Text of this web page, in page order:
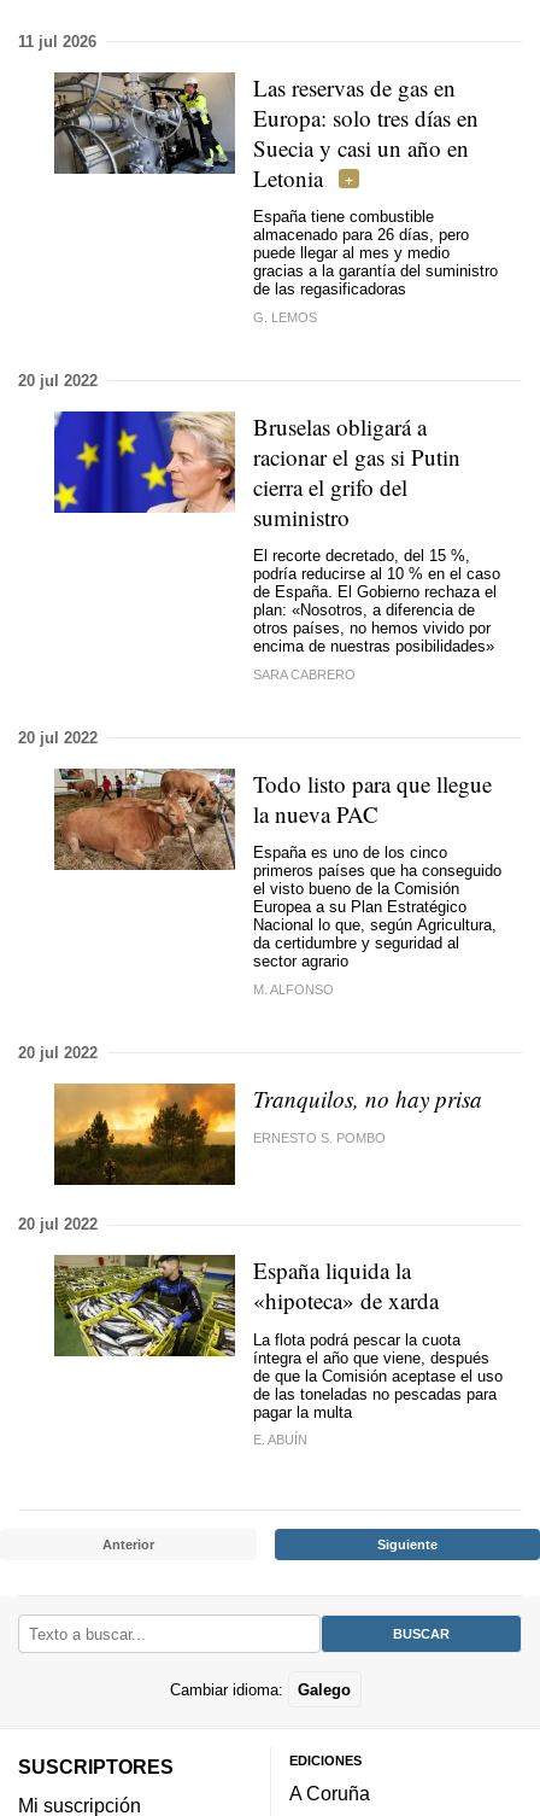
11 jul 2026
Las reservas de gas en
Europa: solo tres días en
Suecia y casi un año en
Letonia
España tiene combustible
almacenado para 26 días, pero
puede llegar al mes y medio
gracias a la garantía del suministro
de las regasificadoras
G. LEMOS
20 jul 2022
Bruselas obligará a
racionar el gas si Putin
cierra el grifo del
suministro
El recorte decretado, del 15 %,
podría reducirse al 10 % en el caso
de España. El Gobierno rechaza el
plan: «Nosotros, a diferencia de
otros países, no hemos vivido por
encima de nuestras posibilidades»
SARA CABRERO
20 jul 2022
Todo listo para que llegue
la nueva PAC
España es uno de los cinco
primeros países que ha conseguido
el visto bueno de la Comisión
Europea a su Plan Estratégico
Nacional lo que, según Agricultura,
da certidumbre y seguridad al
sector agrario
M. ALFONSO
20 jul 2022
Tranquilos, no hay prisa
ERNESTO S. POMBO
20 jul 2022
España liquida la
«hipoteca» de xarda
La flota podrá pescar la cuota
íntegra el año que viene, después
de que la Comisión aceptase el uso
de las toneladas no pescadas para
pagar la multa
E. ABUÍN
Anterior Siguiente
Cambiar idioma: Galego
SUSCRIPTORES
Mi suscripción
EDICIONES
A Coruña